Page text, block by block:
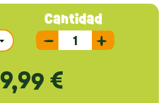
Cantidad
9,99 €